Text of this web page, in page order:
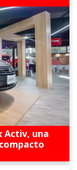
Activ, una